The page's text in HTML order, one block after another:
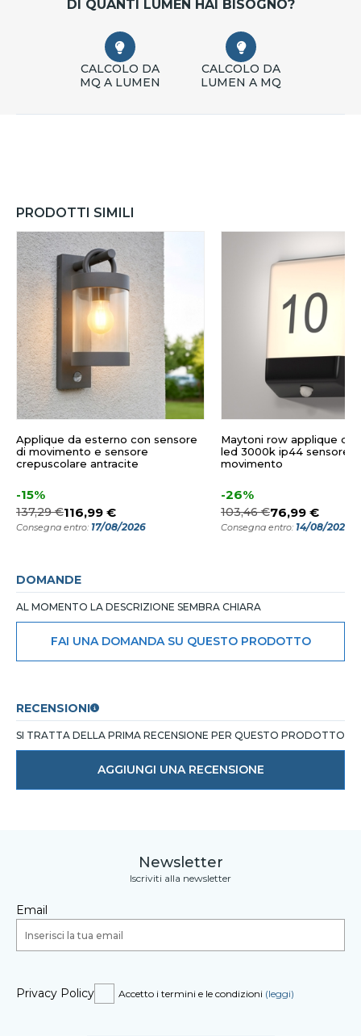
DI QUANTI LUMEN HAI BISOGNO?
CALCOLO DA
MQ A LUMEN
CALCOLO DA
LUMEN A MQ
PRODOTTI SIMILI
Applique da esterno con sensore
di movimento e sensore
crepuscolare antracite
-15%
137,29 €116,99 €
Consegna entro: 17/08/2026
Maytoni row applique da
led 3000k ip44 sensore
movimento
-26%
103,46 €76,99 €
Consegna entro: 14/08/2026
DOMANDE
AL MOMENTO LA DESCRIZIONE SEMBRA CHIARA
FAI UNA DOMANDA SU QUESTO PRODOTTO
RECENSIONI
SI TRATTA DELLA PRIMA RECENSIONE PER QUESTO PRODOTTO
AGGIUNGI UNA RECENSIONE
Newsletter
Iscriviti alla newsletter
Email
Privacy Policy Accetto i termini e le condizioni (leggi)